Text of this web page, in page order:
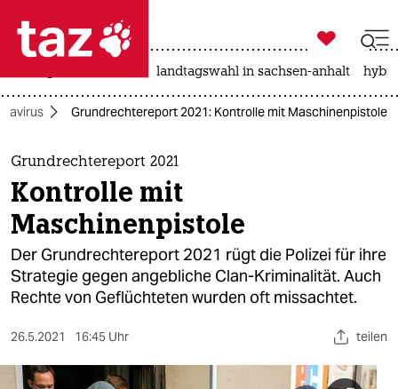
 taz zahl ich
taz zahl ich
themen
politik
öko
gesellschaft
sport

taz zahl ich
landtagswahl in sachsen-anhalt
Grundrechtereport 2021: Kontrolle mit Maschinenpistole
Grundrechtereport 2021
Kontrolle mit
Maschinenpistole
Der Grundrechtereport 2021 rügt die Polizei für ihre
Strategie gegen angebliche Clan-Kriminalität. Auch
Rechte von Geflüchteten wurden oft missachtet.
26.5.2021 16:45 Uhr teilen